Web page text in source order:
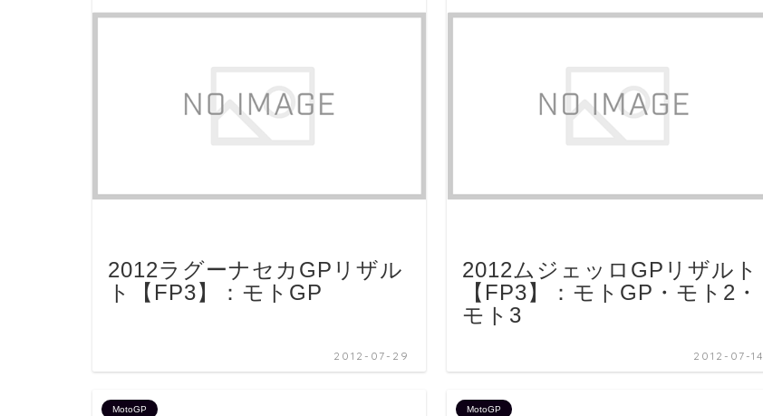
2012ラグーナセカGPリザル
ト【FP3】：モトGP
2012-07-29
2012ムジェッロGPリザルト
【FP3】：モトGP・モト2・
モト3
2012-07-14
MotoGP MotoGP